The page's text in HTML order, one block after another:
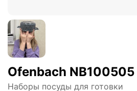
Ofenbach NB100505
Наборы посуды для готовки